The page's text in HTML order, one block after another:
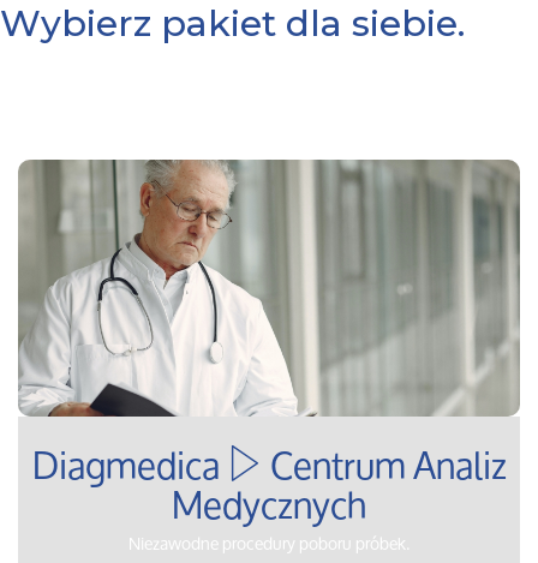
Wybierz pakiet dla siebie.
Diagmedica Centrum Analiz
Medycznych
Niezawodne procedury poboru próbek.